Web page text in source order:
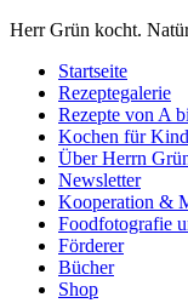
Herr Grün kocht.
Startseite
Rezeptegalerie
Rezepte von A
Kochen für
Über Herrn
Newsletter
Kooperation &
Foodfotografie
Förderer
Bücher
Shop